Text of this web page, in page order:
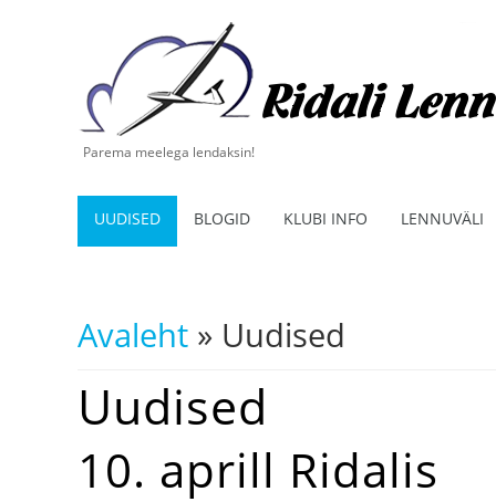
Parema meelega lendaksin!
UUDISED BLOGID KLUBI INFO LENNUVÄLI
Sa oled siin
Avaleht » Uudised
Uudised
10. aprill Ridalis